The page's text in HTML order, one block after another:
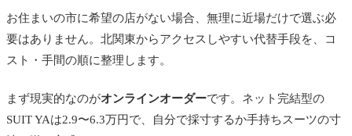
お住まいの市に希望の店がない場合、無理に近場だけで選ぶ必
要はありません。北関東からアクセスしやすい代替手段を、コ
スト・手間の順に整理します。
まず現実的なのがオンラインオーダーです。ネット完結型の
SUIT YAは2.9〜6.3万円で、自分で採寸するか手持ちスーツの寸